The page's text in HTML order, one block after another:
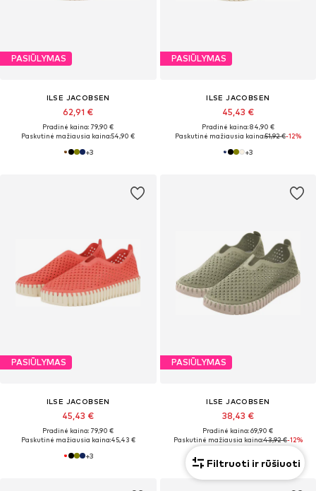
PASIŪLYMAS
ILSE JACOBSEN
62,91 €
Pradinė kaina: 79,90 €
Paskutinė mažiausia kaina:54,90 €
+3
PASIŪLYMAS
ILSE JACOBSEN
45,43 €
Pradinė kaina: 84,90 €
Paskutinė mažiausia kaina:51,92 €-12%
+3
PASIŪLYMAS
ILSE JACOBSEN
45,43 €
Pradinė kaina: 79,90 €
Paskutinė mažiausia kaina:45,43 €
+3
PASIŪLYMAS
ILSE JACOBSEN
38,43 €
Pradinė kaina: 69,90 €
Paskutinė mažiausia kaina:43,92 €-12%
Filtruoti ir rūšiuoti